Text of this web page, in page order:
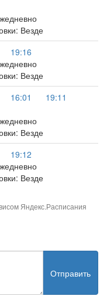
Везде
19:16
Везде
16:01
19:11
Везде
19:12
Везде
Яндекс.Расписания
Отправить